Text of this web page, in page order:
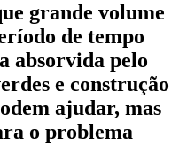
grande volume
de tempo
absorvida pelo
e construção
ajudar, mas
o problema